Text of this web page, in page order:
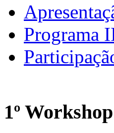
Programa
1º